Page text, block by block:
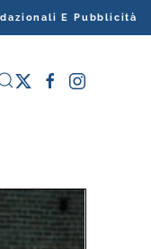
E Pubblicità